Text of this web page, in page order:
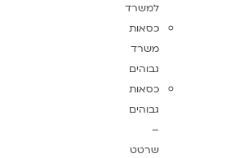
למשרד
כסאות
משרד
גבוהים
כסאות
גבוהים
–
שרטט